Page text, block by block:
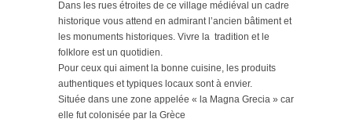
Dans les rues étroites de ce village médiéval un cadre
historique vous attend en admirant l’ancien bâtiment et
les monuments historiques. Vivre la tradition et le
folklore est un quotidien.
Pour ceux qui aiment la bonne cuisine, les produits
authentiques et typiques locaux sont à envier.
Située dans une zone appelée « la Magna Grecia » car
elle fut colonisée par la Grèce